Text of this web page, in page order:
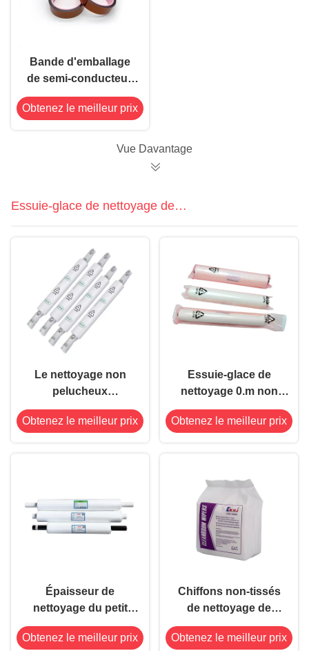
Bande d'emballage
de semi-conducteur,
bande d'emballage de
puce, film à hautes
bande 0.035mm
Obtenez le meilleur prix
Vue Davantage
Essuie-glace de nettoyage de
pochoir de SMT
Le nettoyage non
pelucheux
d'imprimantes de
carte PCB essuie
Obtenez le meilleur prix
Essuie-glace de
nettoyage 0.m non
pelucheux de pochoir
de Panasonic KEM
Obtenez le meilleur prix
Épaisseur de
nettoyage du petit
pain 0.26mm
d'essuie-glace
Obtenez le meilleur prix
Chiffons non-tissés
de nettoyage de
Cleanroom de
cellulose de l'essuie-
Obtenez le meilleur prix